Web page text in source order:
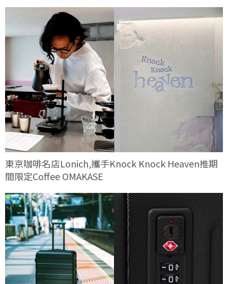
東京咖啡名店Lonich,攜手Knock Knock Heaven推期
間限定Coffee OMAKASE